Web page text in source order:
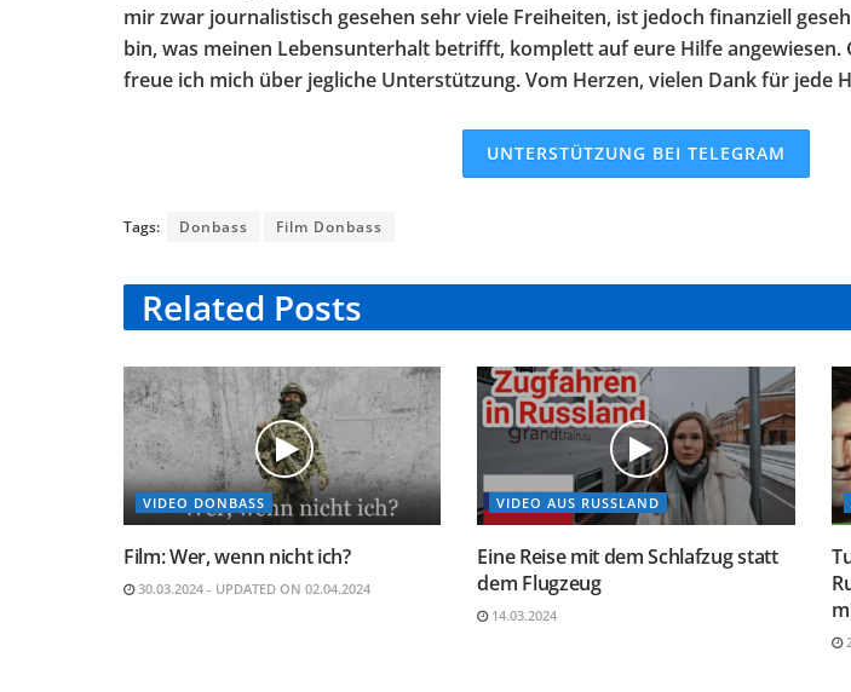
mir zwar journalistisch gesehen sehr viele Freiheiten, ist jedoch finanziell
bin, was meinen Lebensunterhalt betrifft, komplett auf eure Hilfe angewiesen.
freue ich mich über jegliche Unterstützung. Vom Herzen, vielen Dank für jede
UNTERSTÜTZUNG BEI TELEGRAM
Tags: Donbass Film Donbass
Related Posts
VIDEO DONBASS
Film: Wer, wenn nicht ich?
30.03.2024 - UPDATED ON 02.04.2024
VIDEO AUS RUSSLAND
Eine Reise mit dem Schlafzug statt
dem Flugzeug
14.03.2024